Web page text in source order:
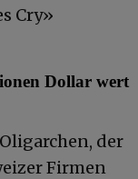
Cry»
Dollar wert
der
Firmen